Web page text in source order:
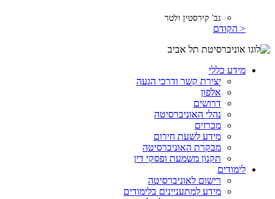
גב' קירסטין ולטר
< הקודם
מידע כללי
יצירת קשר ודרכי הגעה
אלפון
דרושים
נהלי האוניברסיטה
מכרזים
מידע לשעת חירום
מבקרת האוניברסיטה
תקנון משמעת ופסקי דין
לימודים
רישום לאוניברסיטה
מידע למתעניינים בלימודים